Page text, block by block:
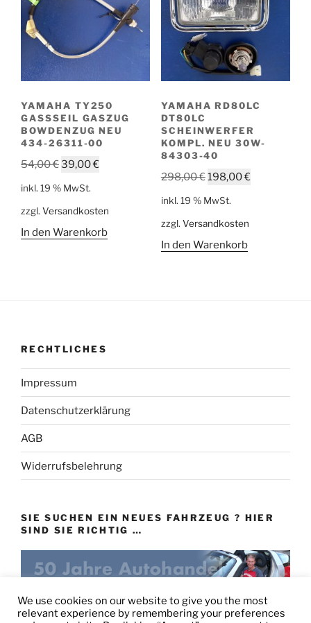
YAMAHA TY250
GASSSEIL GASZUG
BOWDENZUG NEU
434-26311-00
54,00€Ursprünglicher
54,00 €
39,00€Aktueller
39,00 €.
inkl. 19 % MwSt.
zzgl. Versandkosten
In den Warenkorb
YAMAHA RD80LC
DT80LC
SCHEINWERFER
KOMPL. NEU 30W-
84303-40
298,00€Ursprünglicher
298,00 €
198,00€Aktueller
inkl. 19 % MwSt.
zzgl. Versandkosten
In den Warenkorb
RECHTLICHES
Impressum
Datenschutzerklärung
AGB
Widerrufsbelehrung
SIE SUCHEN EIN NEUES FAHRZEUG ? HIER
SIND SIE RICHTIG …
eu-autovertrieb.de
We use cookies on our website to give you the most
relevant experience by remembering your preferences